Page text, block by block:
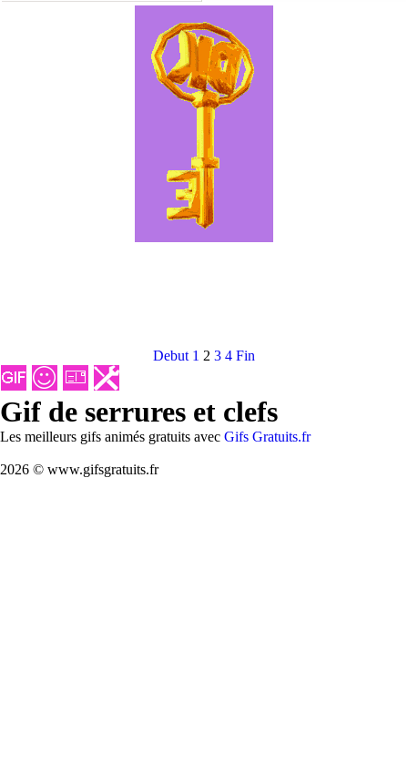
Debut 1 2 3 4 Fin
Gif de serrures et clefs
Les meilleurs gifs animés gratuits avec Gifs Gratuits.fr
2026 © www.gifsgratuits.fr